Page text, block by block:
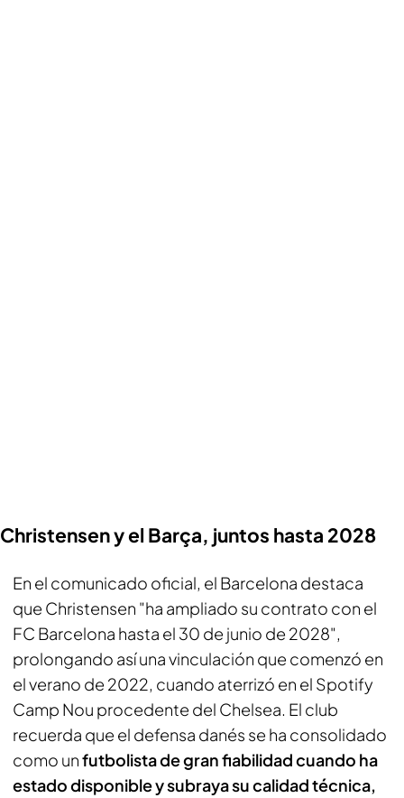
Christensen y el Barça, juntos hasta 2028
En el comunicado oficial, el Barcelona destaca
que Christensen "ha ampliado su contrato con el
FC Barcelona hasta el 30 de junio de 2028",
prolongando así una vinculación que comenzó en
el verano de 2022, cuando aterrizó en el Spotify
Camp Nou procedente del Chelsea. El club
recuerda que el defensa danés se ha consolidado
como unfutbolista de gran fiabilidad cuando ha
estado disponible y subraya su calidad técnica,